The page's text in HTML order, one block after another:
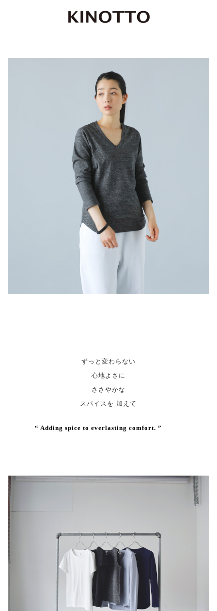
ずっと変わらない
心地よさに
ささやかな
スパイスを 加えて
“ Adding spice to everlasting comfort. ”